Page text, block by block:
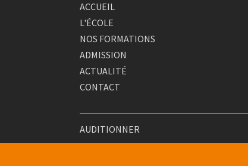
ACCUEIL
L'ÉCOLE
NOS FORMATIONS
ADMISSION
ACTUALITÉ
CONTACT
AUDITIONNER